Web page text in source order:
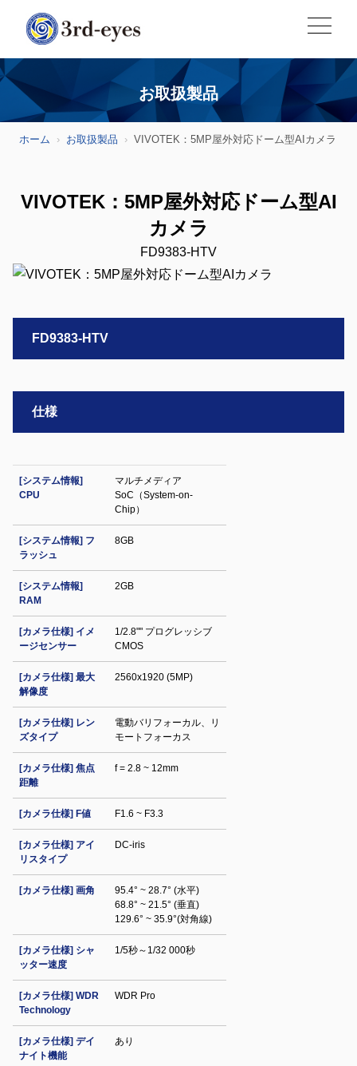
お取扱製品
ホーム お取扱製品 VIVOTEK：5MP屋外対応ドーム型AIカメラ
VIVOTEK：5MP屋外対応ドーム型AI
カメラ
FD9383-HTV
FD9383-HTV
仕様
[システム情報]
CPU
マルチメディア
SoC（System-on-
Chip）
[システム情報] フ
ラッシュ
8GB
[システム情報]
RAM
2GB
[カメラ仕様] イメ
ージセンサー
1/2.8"" プログレッシブ
CMOS
[カメラ仕様] 最大
解像度
2560x1920 (5MP)
[カメラ仕様] レン
ズタイプ
電動バリフォーカル、リ
モートフォーカス
[カメラ仕様] 焦点
距離
f = 2.8 ~ 12mm
[カメラ仕様] F値 F1.6 ~ F3.3
[カメラ仕様] アイ
リスタイプ
DC-iris
[カメラ仕様] 画角
95.4° ~ 28.7° (水平)
68.8° ~ 21.5° (垂直)
129.6° ~ 35.9°(対角線)
[カメラ仕様] シャ
ッター速度
1/5秒～1/32 000秒
[カメラ仕様] WDR
Technology
WDR Pro
[カメラ仕様] デイ
ナイト機能
あり